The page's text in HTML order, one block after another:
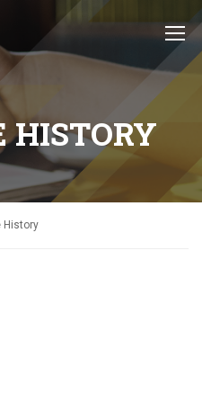
HISTORY
History